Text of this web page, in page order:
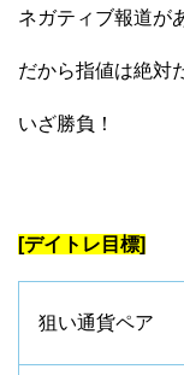
ネガティブ報道が
だから指値は絶対
いざ勝負！
[デイトレ目標]
狙い通貨ペア